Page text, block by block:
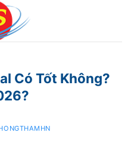
Có Tốt Không?